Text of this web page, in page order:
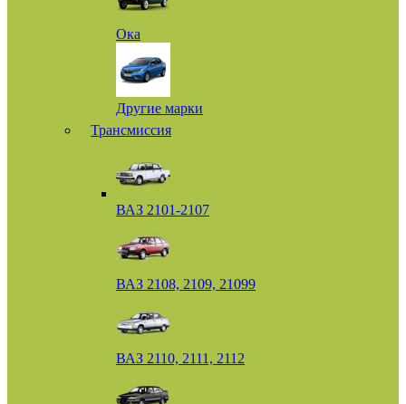
Ока
Другие марки
Трансмиссия
ВАЗ 2101-2107
ВАЗ 2108, 2109, 21099
ВАЗ 2110, 2111, 2112